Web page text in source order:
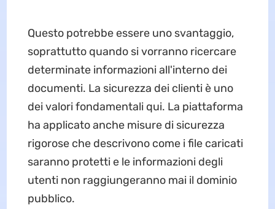
Questo potrebbe essere uno svantaggio,
soprattutto quando si vorranno ricercare
determinate informazioni all'interno dei
documenti. La sicurezza dei clienti è uno
dei valori fondamentali qui. La piattaforma
ha applicato anche misure di sicurezza
rigorose che descrivono come i file caricati
saranno protetti e le informazioni degli
utenti non raggiungeranno mai il dominio
pubblico.